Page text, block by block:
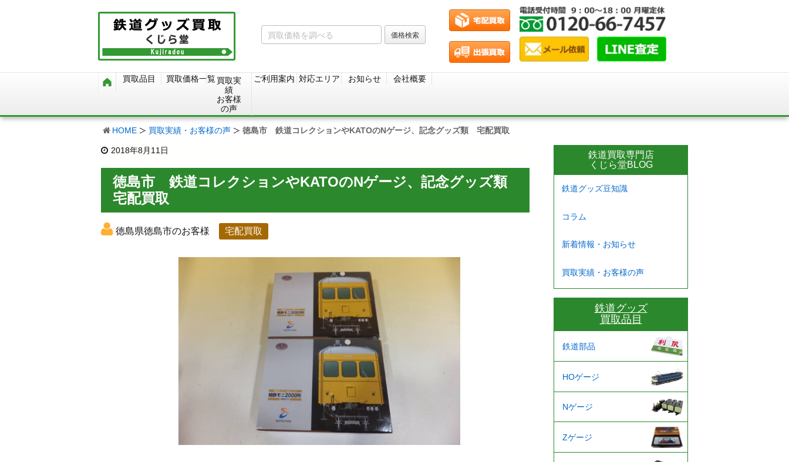
買取品目 買取価格一覧買取実
績
お客様
の声
ご利用案内 対応エリア お知らせ 会社概要
HOME 買取実績・お客様の声 徳島市 鉄道コレクションやKATOのNゲージ、記念グッズ類 宅配買取
2018年8月11日
徳島市 鉄道コレクションやKATOのNゲージ、記念グッズ類
宅配買取
徳島県徳島市のお客様 宅配買取
鉄道買取専門店
くじら堂BLOG
鉄道グッズ豆知識
コラム
新着情報・お知らせ
買取実績・お客様の声
鉄道グッズ
買取品目
鉄道部品
HOゲージ
Nゲージ
Zゲージ